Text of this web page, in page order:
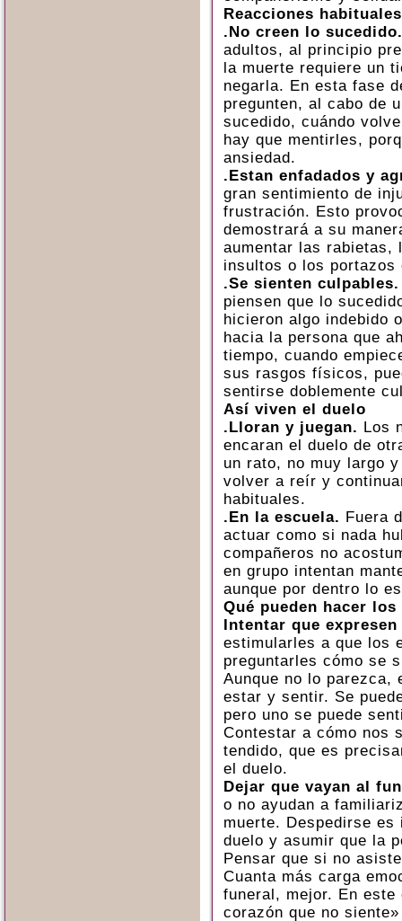
Reacciones habituales
.No creen lo
adultos, al principio
la muerte requiere un
negarla. En esta fase
pregunten, al cabo de
sucedido, cuándo
hay que mentirles,
ansiedad.
.Estan enfadados y
gran sentimiento de
frustración. Esto
demostrará a su
aumentar las rabietas,
insultos o los portazos
.Se sienten culpables.
piensen que lo
hicieron algo indebido
hacia la persona que
tiempo, cuando
sus rasgos físicos,
sentirse doblemente
Así viven el duelo
.Lloran y juegan. Los
encaran el duelo de
un rato, no muy largo
volver a reír y
habituales.
.En la escuela. Fuera
actuar como si nada
compañeros no
en grupo intentan
aunque por dentro lo
Qué pueden hacer los
Intentar que
estimularles a que los
preguntarles cómo se
Aunque no lo parezca,
estar y sentir. Se
pero uno se puede
Contestar a cómo nos
tendido, que es
el duelo.
Dejar que vayan al
o no ayudan a
muerte. Despedirse
duelo y asumir que la
Pensar que si no
Cuanta más carga
funeral, mejor. En
corazón que no